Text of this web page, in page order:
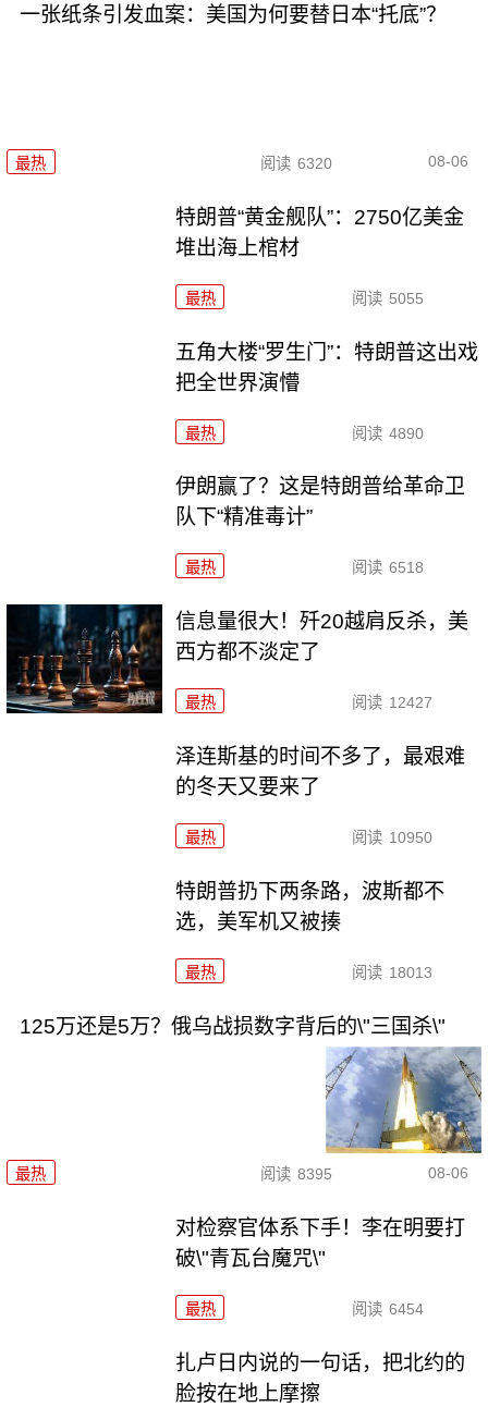
一张纸条引发血案：美国为何要替日本“托底”？
最热 阅读 6320 08-06
特朗普“黄金舰队”：2750亿美金
堆出海上棺材
最热 阅读 5055
五角大楼“罗生门”：特朗普这出戏
把全世界演懵
最热 阅读 4890
伊朗赢了？这是特朗普给革命卫
队下“精准毒计”
最热 阅读 6518
信息量很大！歼20越肩反杀，美
西方都不淡定了
最热 阅读 12427
泽连斯基的时间不多了，最艰难
的冬天又要来了
最热 阅读 10950
特朗普扔下两条路，波斯都不
选，美军机又被揍
最热 阅读 18013
125万还是5万？俄乌战损数字背后的\"三国杀\"
最热 阅读 8395 08-06
对检察官体系下手！李在明要打
破\"青瓦台魔咒\"
最热 阅读 6454
扎卢日内说的一句话，把北约的
脸按在地上摩擦